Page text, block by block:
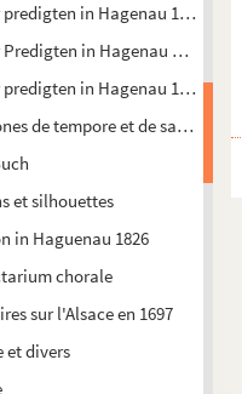
in Hagenau 1871-75
in Hagenau 1875-1880
in Hagenau 1881-1883
de tempore et de sanctis
et silhouettes
in Haguenau 1826
chorale
sur l'Alsace en 1697
et divers